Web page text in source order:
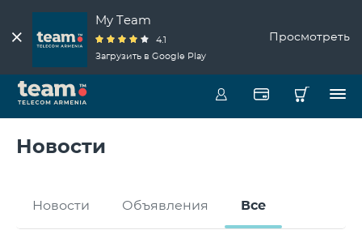
My Team
4.1
Загрузить в Google Play
Просмотреть
Новости
Новости Объявления Все